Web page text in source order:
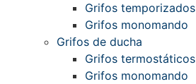
Grifos temporizados
Grifos monomando
Grifos de ducha
Grifos termostáticos
Grifos monomando